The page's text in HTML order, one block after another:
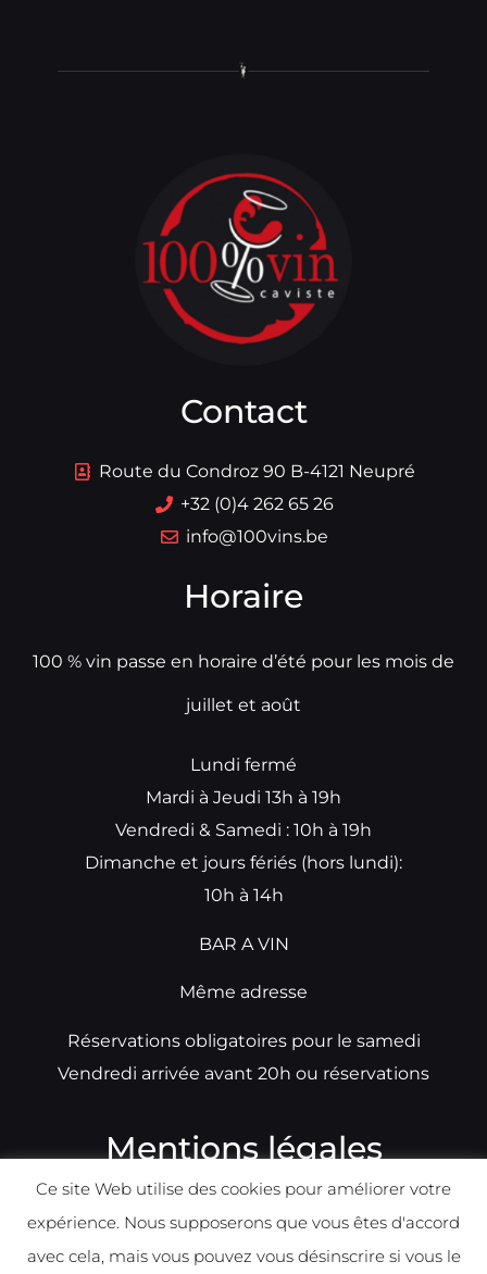
Contact
Route du Condroz 90 B-4121 Neupré
+32 (0)4 262 65 26
info@100vins.be
Horaire
100 % vin passe en horaire d’été pour les mois de
juillet et août
Lundi fermé
Mardi à Jeudi 13h à 19h
Vendredi & Samedi : 10h à 19h
Dimanche et jours fériés (hors lundi):
10h à 14h
BAR A VIN
Même adresse
Réservations obligatoires pour le samedi
Vendredi arrivée avant 20h ou réservations
Mentions légales
Ce site Web utilise des cookies pour améliorer votre
expérience. Nous supposerons que vous êtes d'accord
avec cela, mais vous pouvez vous désinscrire si vous le